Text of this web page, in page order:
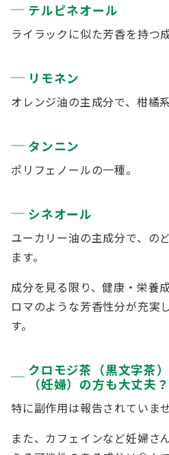
テルピネオール
ライラックに似た芳香を持つ
リモネン
オレンジ油の主成分で、柑橘
タンニン
ポリフェノールの一種。
シネオール
ユーカリー油の主成分で、の
ます。
成分を見る限り、健康・栄養
ロマのような芳香性分が充実
す。
クロモジ茶（黒文字茶
（妊婦）の方も大丈夫？
特に副作用は報告されていませ
また、カフェインなど妊婦さ